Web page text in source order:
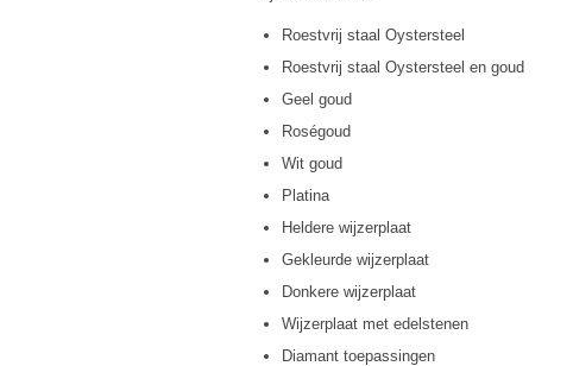
Roestvrij staal Oystersteel
Roestvrij staal Oystersteel en goud
Geel goud
Roségoud
Wit goud
Platina
Heldere wijzerplaat
Gekleurde wijzerplaat
Donkere wijzerplaat
Wijzerplaat met edelstenen
Diamant toepassingen